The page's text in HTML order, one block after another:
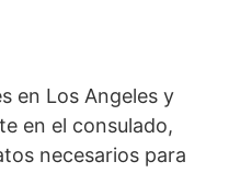
en Los Angeles y
en el consulado,
necesarios para